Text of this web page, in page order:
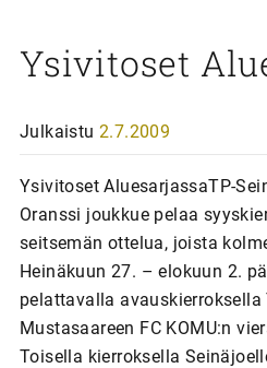
Ysivitoset
Julkaistu 2.7.2009
Ysivitoset AluesarjassaTP-
Oranssi joukkue pelaa
seitsemän ottelua, joista
Heinäkuun 27. – elokuun 2.
pelattavalla avauskierroksella
Mustasaareen FC KOMU:n
Toisella kierroksella